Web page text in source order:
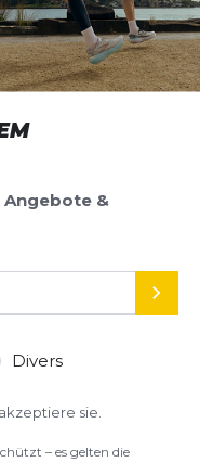
Angebote &
Divers
sie.
– es gelten die